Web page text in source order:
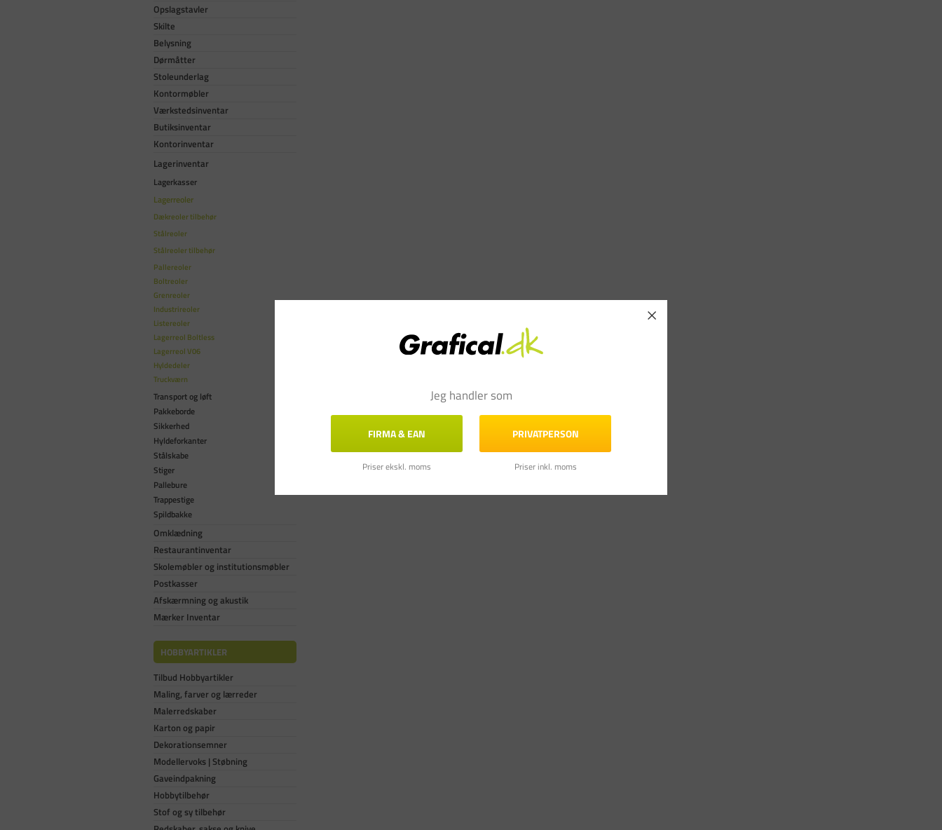
Opslagstavler
Skilte
Belysning
Dørmåtter
Stoleunderlag
Kontormøbler
Værkstedsinventar
Butiksinventar
Kontorinventar
Lagerinventar
Lagerkasser
Lagerreoler
Dækreoler tilbehør
Stålreoler
Stålreoler tilbehør
Pallereoler
Boltreoler
Grenreoler
Industrireoler
Listereoler
Lagerreol Boltless
Lagerreol V06
Hyldedeler
Truckværn
Transport og løft
Pakkeborde
Sikkerhed
Hyldeforkanter
Stålskabe
Stiger
Pallebure
Trappestige
Spildbakke
Omklædning
Restaurantinventar
Skolemøbler og institutionsmøbler
Postkasser
Afskærmning og akustik
Mærker Inventar
HOBBYARTIKLER
Tilbud Hobbyartikler
Maling, farver og lærreder
Malerredskaber
Karton og papir
Dekorationsemner
Modellervoks | Støbning
Gaveindpakning
Hobbytilbehør
Stof og sy tilbehør
Jeg handler som
FIRMA & EAN
Priser ekskl. moms
PRIVATPERSON
Priser inkl. moms